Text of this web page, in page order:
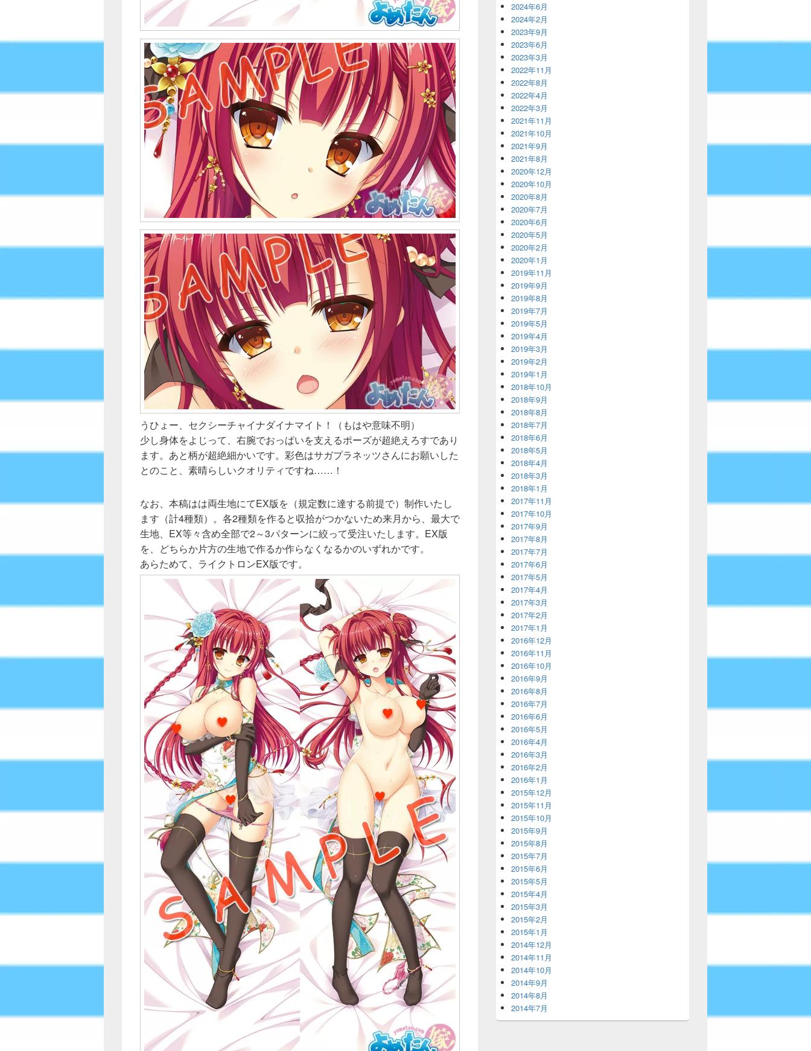
うひょー、セクシーチャイナダイナマイト！（もはや意味不明）
少し身体をよじって、右腕でおっぱいを支えるポーズが超絶えろすであり
ます。あと柄が超絶細かいです。彩色はサガプラネッツさんにお願いした
とのこと、素晴らしいクオリティですね……！
なお、本稿はは両生地にてEX版を（規定数に達する前提で）制作いたし
ます（計4種類）。各2種類を作ると収拾がつかないため来月から、最大で
生地、EX等々含め全部で2～3パターンに絞って受注いたします。EX版
を、どちらか片方の生地で作るか作らなくなるかのいずれかです。
あらためて、ライクトロンEX版です。
2024年6月
2024年2月
2023年9月
2023年6月
2023年3月
2022年11月
2022年8月
2022年4月
2022年3月
2021年11月
2021年10月
2021年9月
2021年8月
2020年12月
2020年10月
2020年8月
2020年7月
2020年6月
2020年5月
2020年2月
2020年1月
2019年11月
2019年9月
2019年8月
2019年7月
2019年5月
2019年4月
2019年3月
2019年2月
2019年1月
2018年10月
2018年9月
2018年8月
2018年7月
2018年6月
2018年5月
2018年4月
2018年3月
2018年1月
2017年11月
2017年10月
2017年9月
2017年8月
2017年7月
2017年6月
2017年5月
2017年4月
2017年3月
2017年2月
2017年1月
2016年12月
2016年11月
2016年10月
2016年9月
2016年8月
2016年7月
2016年6月
2016年5月
2016年4月
2016年3月
2016年2月
2016年1月
2015年12月
2015年11月
2015年10月
2015年9月
2015年8月
2015年7月
2015年6月
2015年5月
2015年4月
2015年3月
2015年2月
2015年1月
2014年12月
2014年11月
2014年10月
2014年9月
2014年8月
2014年7月